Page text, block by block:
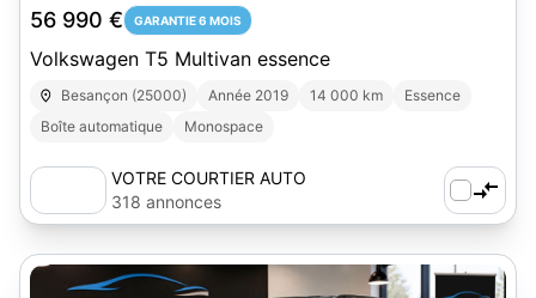
56 990 € GARANTIE 6 MOIS
Volkswagen T5 Multivan essence
Besançon (25000) Année 2019 14 000 km
Essence
Boîte automatique
Monospace
VOTRE COURTIER AUTO
318 annonces